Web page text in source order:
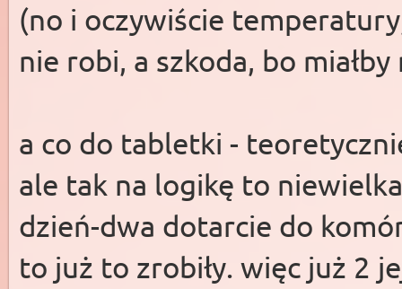
(no i oczywiście
nie robi, a szkoda, bo
a co do tabletki -
ale tak na logikę to
dzień-dwa dotarcie do
to już to zrobiły. więc już 2